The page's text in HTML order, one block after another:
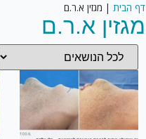
דף הבית | מגזין א.ר.ם
מגזין א.ר.ם